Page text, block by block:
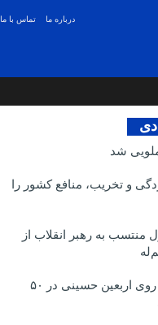
تماس با ما درباره ما
شد
و تخریب، منافع کشور را
منتسب به رهبر انقلاب از
برگزاری پیاده روی اربعین حسینی در ۵۰